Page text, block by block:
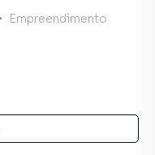
Empreendimento